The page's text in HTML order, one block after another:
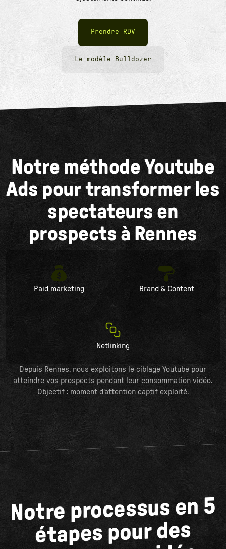
Prendre RDV
Le modèle Bulldozer
Notre méthode Youtube
Ads pour transformer les
spectateurs en
prospects à Rennes
Paid marketing Brand & Content
Netlinking
Depuis Rennes, nous exploitons le ciblage Youtube pour
atteindre vos prospects pendant leur consommation vidéo.
Objectif : moment d'attention captif exploité.
Notre processus en 5
étapes pour des